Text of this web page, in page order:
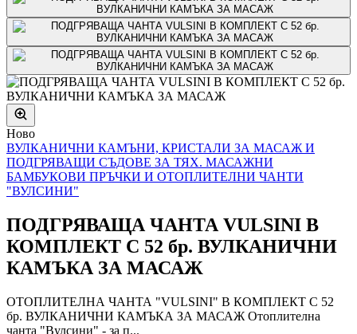
Ново
ВУЛКАНИЧНИ КАМЪНИ, КРИСТАЛИ ЗА МАСАЖ И
ПОДГРЯВАЩИ СЪДОВЕ ЗА ТЯХ. МАСАЖНИ
БАМБУКОВИ ПРЪЧКИ И ОТОПЛИТЕЛНИ ЧАНТИ
"ВУЛСИНИ"
ПОДГРЯВАЩА ЧАНТА VULSINI В
КОМПЛЕКТ С 52 бр. ВУЛКАНИЧНИ
КАМЪКА ЗА МАСАЖ
ОТОПЛИТЕЛНА ЧАНТА "VULSINI" В КОМПЛЕКТ С 52
бр. ВУЛКАНИЧНИ КАМЪКА ЗА МАСАЖ Отоплителна
чанта "Вулсини" - за п...